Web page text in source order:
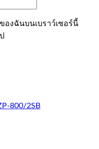
องฉันบนเบราว์เซอร์นี้